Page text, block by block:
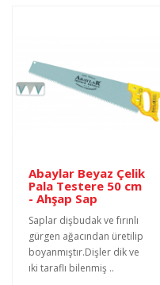
Abaylar Beyaz Çelik
Pala Testere 50 cm
- Ahşap Sap
Saplar dişbudak ve fırınlı
gürgen ağacından üretilip
boyanmıştır.Dişler dik ve
ıki taraflı bilenmiş ..